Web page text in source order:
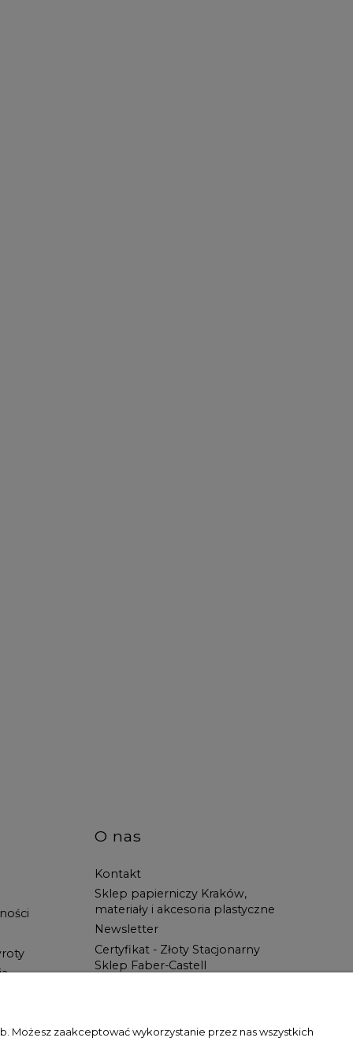
O nas
Kontakt
Sklep papierniczy Kraków,
materiały i akcesoria plastyczne
Newsletter
Certyfikat - Złoty Stacjonarny
Sklep Faber-Castell
Wszystko dla ucznia w Świat
Artysty!
Możesz zaakceptować wykorzystanie przez nas wszystkich